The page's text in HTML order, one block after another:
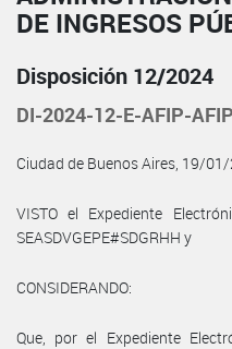
DE INGRESOS
Disposición 12/2024
DI-2024-12-E-AFIP-AFIP
Ciudad de Buenos Aires, 19/
VISTO el Expediente
SEASDVGEPE#SDGRHH y
CONSIDERANDO:
Que, por el Expediente